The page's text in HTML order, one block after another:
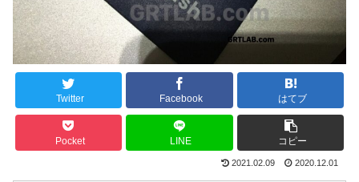
Twitter Facebook はてブ
Pocket LINE コピー
2021.02.09 2020.12.01